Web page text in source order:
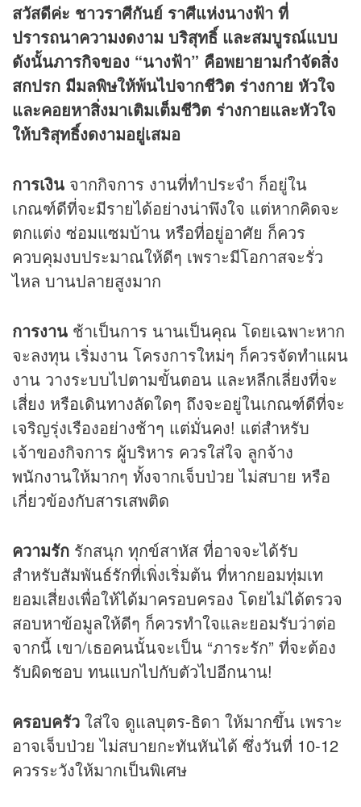
สวัสดีค่ะ ชาวราศีกันย์ ราศีแห่งนางฟ้า ที่
ปรารถนาความงดงาม บริสุทธิ์ และสมบูรณ์แบบ
ดังนั้นภารกิจของ “นางฟ้า” คือพยายามกำจัดสิ่ง
สกปรก มีมลพิษให้พ้นไปจากชีวิต ร่างกาย หัวใจ
และคอยหาสิ่งมาเติมเต็มชีวิต ร่างกายและหัวใจ
ให้บริสุทธิ์งดงามอยู่เสมอ
การเงิน จากกิจการ งานที่ทำประจำ ก็อยู่ใน
เกณฑ์ดีที่จะมีรายได้อย่างน่าพึงใจ แต่หากคิดจะ
ตกแต่ง ซ่อมแซมบ้าน หรือที่อยู่อาศัย ก็ควร
ควบคุมงบประมาณให้ดีๆ เพราะมีโอกาสจะรั่ว
ไหล บานปลายสูงมาก
การงาน ช้าเป็นการ นานเป็นคุณ โดยเฉพาะหาก
จะลงทุน เริ่มงาน โครงการใหม่ๆ ก็ควรจัดทำแผน
งาน วางระบบไปตามขั้นตอน และหลีกเลี่ยงที่จะ
เสี่ยง หรือเดินทางลัดใดๆ ถึงจะอยู่ในเกณฑ์ดีที่จะ
เจริญรุ่งเรืองอย่างช้าๆ แต่มั่นคง! แต่สำหรับ
เจ้าของกิจการ ผู้บริหาร ควรใส่ใจ ลูกจ้าง
พนักงานให้มากๆ ทั้งจากเจ็บป่วย ไม่สบาย หรือ
เกี่ยวข้องกับสารเสพติด
ความรัก รักสนุก ทุกข์สาหัส ที่อาจจะได้รับ
สำหรับสัมพันธ์รักที่เพิ่งเริ่มต้น ที่หากยอมทุ่มเท
ยอมเสี่ยงเพื่อให้ได้มาครอบครอง โดยไม่ได้ตรวจ
สอบหาข้อมูลให้ดีๆ ก็ควรทำใจและยอมรับว่าต่อ
จากนี้ เขา/เธอคนนั้นจะเป็น “ภาระรัก” ที่จะต้อง
รับผิดชอบ ทนแบกไปกับตัวไปอีกนาน!
ครอบครัว ใส่ใจ ดูแลบุตร-ธิดา ให้มากขึ้น เพราะ
อาจเจ็บป่วย ไม่สบายกะทันหันได้ ซึ่งวันที่ 10-12
ควรระวังให้มากเป็นพิเศษ